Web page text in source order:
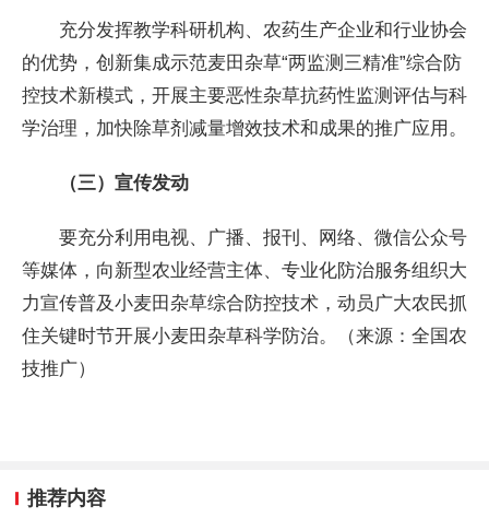
充分发挥教学科研机构、农药生产企业和行业协会
的优势，创新集成示范麦田杂草“两监测三精准”综合防
控技术新模式，开展主要恶性杂草抗药性监测评估与科
学治理，加快除草剂减量增效技术和成果的推广应用。
（三）宣传发动
要充分利用电视、广播、报刊、网络、微信公众号
等媒体，向新型农业经营主体、专业化防治服务组织大
力宣传普及小麦田杂草综合防控技术，动员广大农民抓
住关键时节开展小麦田杂草科学防治。（来源：全国农
技推广）
推荐内容